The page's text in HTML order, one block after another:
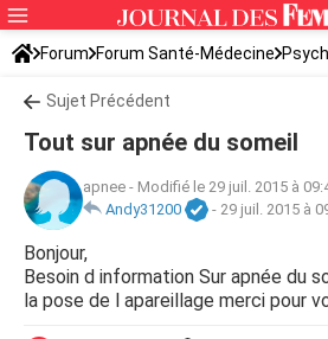
Forum Forum Santé-Médecine
Sommeil et fatigue
Sujet Précédent
Tout sur apnée du someil
apnee - Modifié le 29 juil. 2015 à
Andy31200
- 29 juil. 2015 à
Bonjour,
Besoin d information Sur apnée du
la pose de l apareillage merci pour